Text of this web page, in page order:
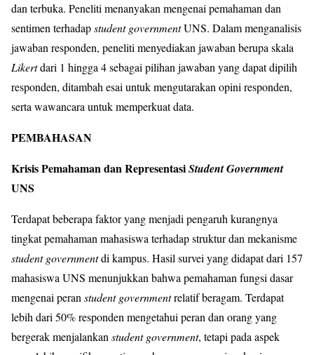
dan terbuka. Peneliti menanyakan mengenai pemahaman dan
sentimen terhadapstudent governmentUNS. Dalam menganalisis
jawaban responden, peneliti menyediakan jawaban berupa skala
Likertdari 1 hingga 4 sebagai pilihan jawaban yang dapat dipilih
responden, ditambah esai untuk mengutarakan opini responden,
serta wawancara untuk memperkuat data.
PEMBAHASAN
Krisis Pemahaman dan RepresentasiStudent Government
UNS
Terdapat beberapa faktor yang menjadi pengaruh kurangnya
tingkat pemahaman mahasiswa terhadap struktur dan mekanisme
student governmentdi kampus. Hasil survei yang didapat dari 157
mahasiswa UNS menunjukkan bahwa pemahaman fungsi dasar
mengenai peranstudent governmentrelatif beragam. Terdapat
lebih dari 50% responden mengetahui peran dan orang yang
bergerak menjalankanstudent government, tetapi pada aspek